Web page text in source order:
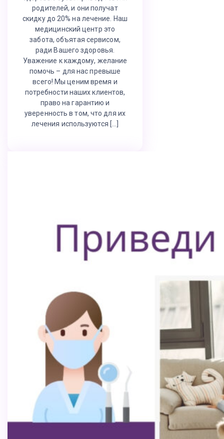
родителей, и они получат
скидку до 20% на лечение. Наш
медицинский центр это
забота, объятая сервисом,
ради Вашего здоровья.
Уважение к каждому, желание
помочь – для нас превыше
всего! Мы ценим время и
потребности наших клиентов,
право на гарантию и
уверенность в том, что для их
лечения используются […]